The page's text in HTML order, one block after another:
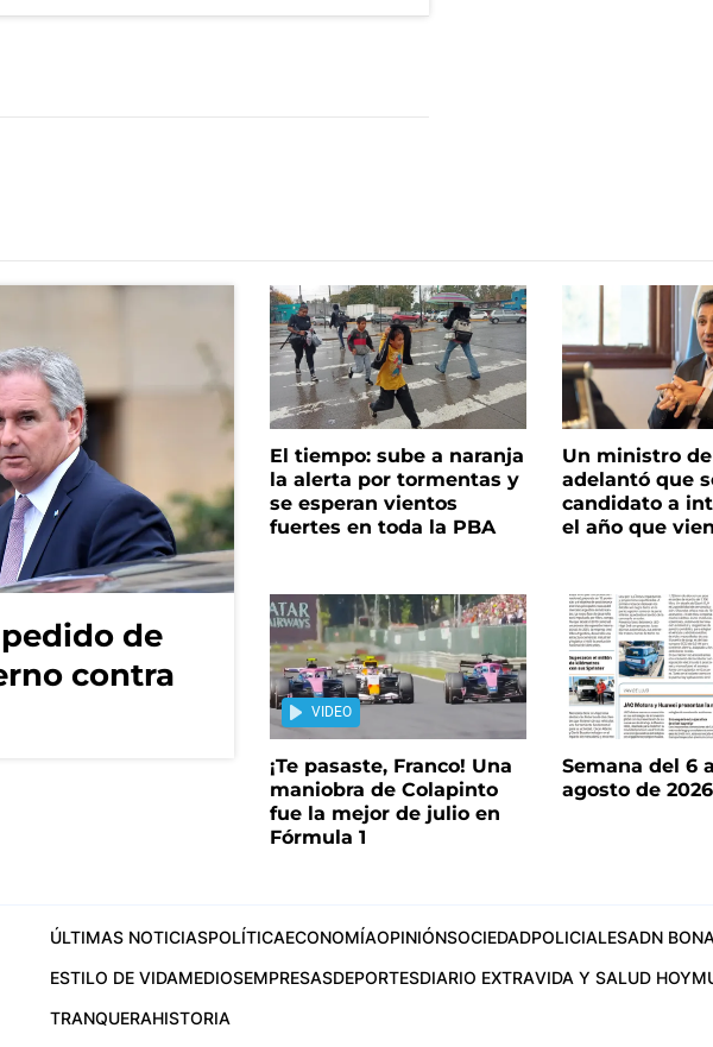
de
contra
El tiempo: sube a naranja
la alerta por tormentas y
se esperan vientos
fuertes en toda la PBA
Un ministro
adelantó que
candidato a
el año que
VIDEO
¡Te pasaste, Franco! Una
maniobra de Colapinto
fue la mejor de julio en
Fórmula 1
Semana del 6
agosto de 2026
ÚLTIMAS NOTICIASPOLÍTICAECONOMÍAOPINIÓNSOCIEDADPOLICIALESADN
ESTILO DE VIDAMEDIOSEMPRESASDEPORTESDIARIO EXTRAVIDA Y SALUD HOY
TRANQUERAHISTORIA